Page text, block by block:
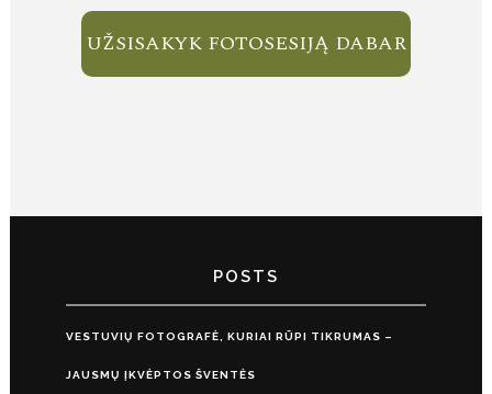
UŽSISAKYK FOTOSESIJĄ DABAR
POSTS
VESTUVIŲ FOTOGRAFĖ, KURIAI RŪPI TIKRUMAS –
JAUSMŲ ĮKVĖPTOS ŠVENTĖS